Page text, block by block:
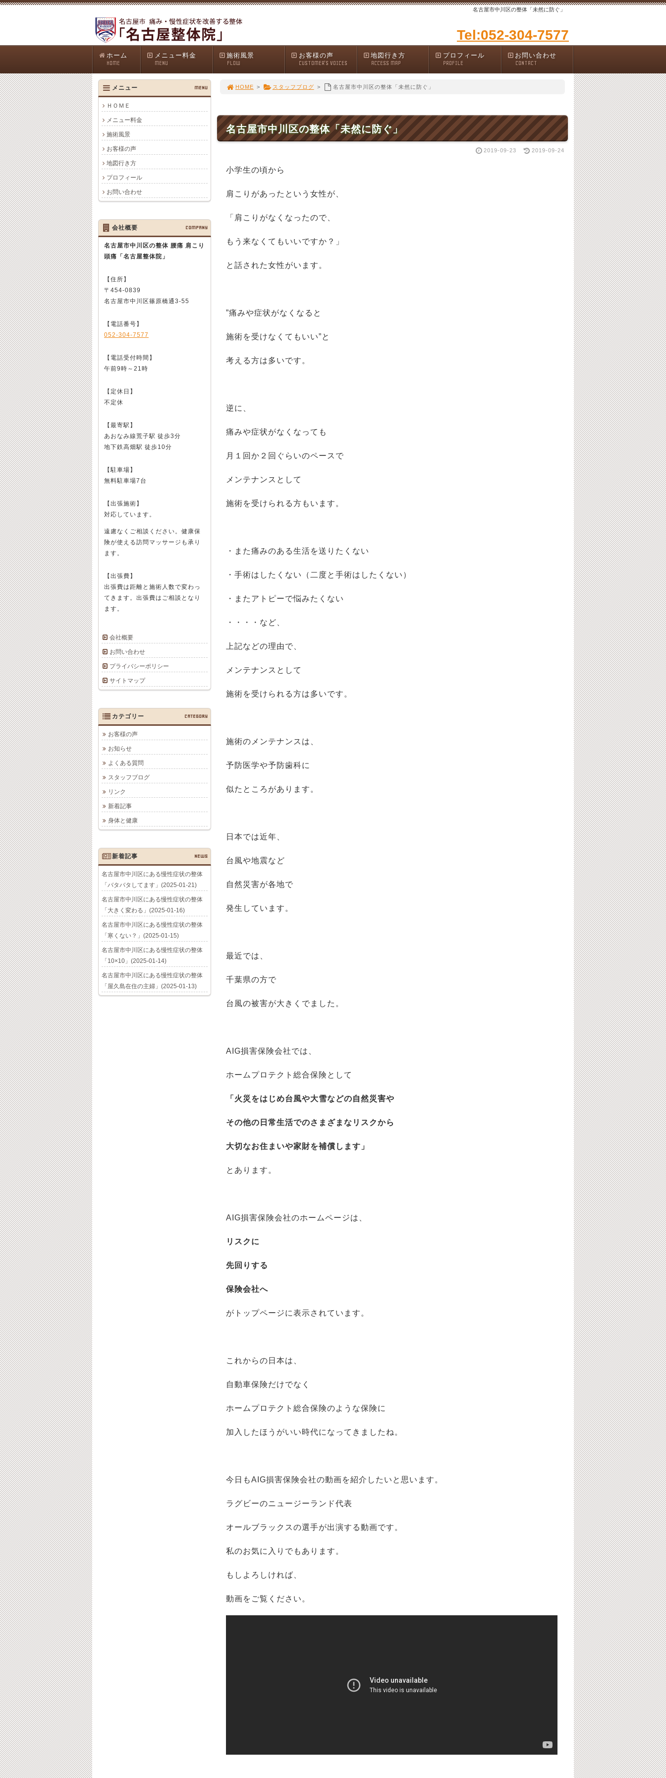
名古屋市中川区の整体「未然に防ぐ」
Tel:052-304-7577
ホーム
HOME
メニュー料金
MENU
施術風景
FLOW
お客様の声
CUSTOMER'S VOICES
地図行き方
ACCESS MAP
プロフィール
PROFILE
お問い合わせ
CONTACT
HOME > スタッフブログ > 名古屋市中川区の整体「未然に防ぐ」
名古屋市中川区の整体「未然に防ぐ」
2019-09-23 2019-09-24
小学生の頃から
肩こりがあったという女性が、
「肩こりがなくなったので、
もう来なくてもいいですか？」
と話された女性がいます。
”痛みや症状がなくなると
施術を受けなくてもいい”と
考える方は多いです。
逆に、
痛みや症状がなくなっても
月１回か２回ぐらいのペースで
メンテナンスとして
施術を受けられる方もいます。
・また痛みのある生活を送りたくない
・手術はしたくない（二度と手術はしたくない）
・またアトピーで悩みたくない
・・・・など、
上記などの理由で、
メンテナンスとして
施術を受けられる方は多いです。
施術のメンテナンスは、
予防医学や予防歯科に
似たところがあります。
日本では近年、
台風や地震など
自然災害が各地で
発生しています。
最近では、
千葉県の方で
台風の被害が大きくでました。
AIG損害保険会社では、
ホームプロテクト総合保険として
「火災をはじめ台風や大雪などの自然災害や
その他の日常生活でのさまざまなリスクから
大切なお住まいや家財を補償します」
とあります。
AIG損害保険会社のホームページは、
リスクに
先回りする
保険会社へ
がトップページに表示されています。
これからの日本は、
自動車保険だけでなく
ホームプロテクト総合保険のような保険に
加入したほうがいい時代になってきましたね。
今日もAIG損害保険会社の動画を紹介したいと思います。
ラグビーのニュージーランド代表
オールブラックスの選手が出演する動画です。
私のお気に入りでもあります。
もしよろしければ、
動画をご覧ください。
メニュー MENU
ＨＯＭＥ
メニュー料金
施術風景
お客様の声
地図行き方
プロフィール
お問い合わせ
会社概要 COMPANY
名古屋市中川区の整体 腰痛 肩こり
頭痛 「名古屋整体院」
【住所】
〒454-0839
名古屋市中川区篠原橋通3-55
【電話番号】
052-304-7577
【電話受付時間】
午前9時～21時
【定休日】
不定休
【最寄駅】
あおなみ線荒子駅 徒歩3分
地下鉄高畑駅 徒歩10分
【駐車場】
無料駐車場7台
【出張施術】
対応しています。
遠慮なくご相談ください。健康保
険が使える訪問マッサージも承り
ます。
【出張費】
出張費は距離と施術人数で変わっ
てきます。出張費はご相談となり
ます。
会社概要
お問い合わせ
プライバシーポリシー
サイトマップ
カテゴリー CATEGORY
お客様の声
お知らせ
よくある質問
スタッフブログ
リンク
新着記事
身体と健康
新着記事 NEWS
名古屋市中川区にある慢性症状の整体
「バタバタしてます」(2025-01-21)
名古屋市中川区にある慢性症状の整体
「大きく変わる」(2025-01-16)
名古屋市中川区にある慢性症状の整体
「寒くない？」(2025-01-15)
名古屋市中川区にある慢性症状の整体
「10×10」(2025-01-14)
名古屋市中川区にある慢性症状の整体
「屋久島在住の主婦」(2025-01-13)